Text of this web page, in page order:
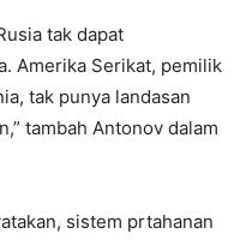
tak dapat
Amerika Serikat, pemilik
tak punya landasan
tambah Antonov dalam
sistem prtahanan